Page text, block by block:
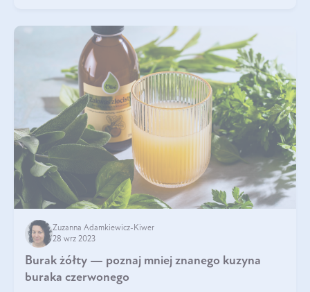
Zuzanna Adamkiewicz-Kiwer
28 wrz 2023
Burak żółty — poznaj mniej znanego kuzyna
buraka czerwonego